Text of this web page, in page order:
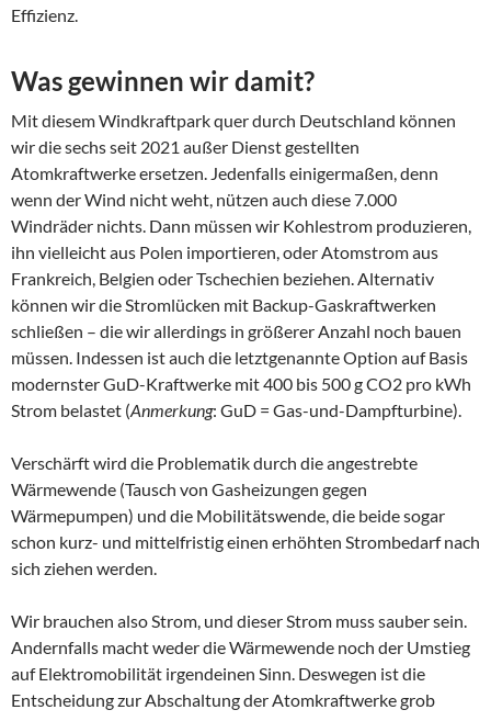
Effizienz.
Was gewinnen wir damit?
Mit diesem Windkraftpark quer durch Deutschland können
wir die sechs seit 2021 außer Dienst gestellten
Atomkraftwerke ersetzen. Jedenfalls einigermaßen, denn
wenn der Wind nicht weht, nützen auch diese 7.000
Windräder nichts. Dann müssen wir Kohlestrom produzieren,
ihn vielleicht aus Polen importieren, oder Atomstrom aus
Frankreich, Belgien oder Tschechien beziehen. Alternativ
können wir die Stromlücken mit Backup-Gaskraftwerken
schließen – die wir allerdings in größerer Anzahl noch bauen
müssen. Indessen ist auch die letztgenannte Option auf Basis
modernster GuD-Kraftwerke mit 400 bis 500 g CO2 pro kWh
Strom belastet (Anmerkung: GuD = Gas-und-Dampfturbine).
Verschärft wird die Problematik durch die angestrebte
Wärmewende (Tausch von Gasheizungen gegen
Wärmepumpen) und die Mobilitätswende, die beide sogar
schon kurz- und mittelfristig einen erhöhten Strombedarf nach
sich ziehen werden.
Wir brauchen also Strom, und dieser Strom muss sauber sein.
Andernfalls macht weder die Wärmewende noch der Umstieg
auf Elektromobilität irgendeinen Sinn. Deswegen ist die
Entscheidung zur Abschaltung der Atomkraftwerke grob